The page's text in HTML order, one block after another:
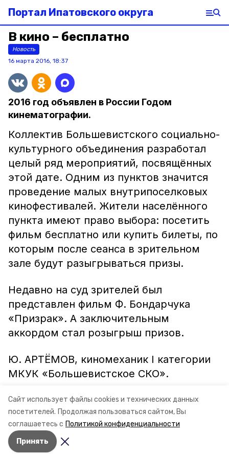
Сайт использует файлы cookies и технических данных
посетителей. Продолжая пользоваться сайтом, Вы
соглашаетесь с Политикой конфиденциальности
Принять
Портал Ипатовского округа
В кино – бесплатно
Новость
16 марта 2016, 18:37
2016 год объявлен в России Годом
кинематографии.
Коллектив Большевистского социально-
культурного объединения разработал
целый ряд мероприятий, посвящённых
этой дате. Одним из пунктов значится
проведение малых внутрипоселковых
кинофестивалей. Жители населённого
пункта имеют право выбора: посетить
фильм бесплатно или купить билеты, по
которым после сеанса в зрительном
зале будут разыгрываться призы.
Недавно на суд зрителей был
представлен фильм Ф. Бондарчука
«Призрак». А заключительным
аккордом стал розыгрыш призов.
Ю. АРТЁМОВ, киномеханик I категории
МКУК «Большевистское СКО».